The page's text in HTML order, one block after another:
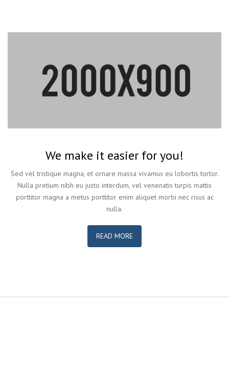
We make it easier for you!
Sed vel tristique magna, et ornare massa vivamus eu lobortis tortor.
Nulla pretium nibh eu justo interdum, vel venenatis turpis mattis
porttitor magna a metus porttitor enim aliquet morbi nec risus ac
nulla.
READ MORE